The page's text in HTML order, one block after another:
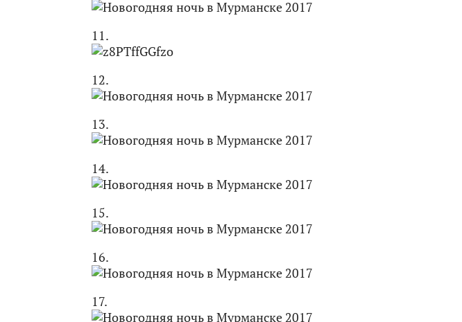
11.
12.
13.
14.
15.
16.
17.